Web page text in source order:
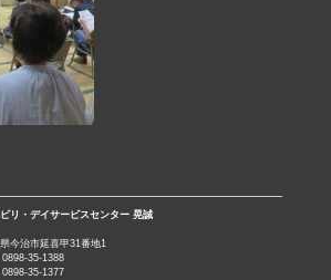
ビリ・デイサービスセンター 晃誠
今治市延喜甲31番地1
35-1388
0898-35-1377